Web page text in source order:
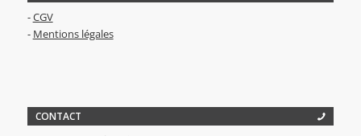
-CGV
- Mentions légales
CONTACT